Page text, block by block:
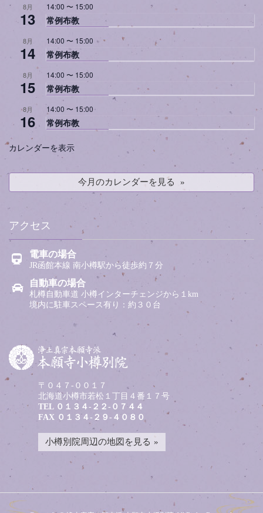
8月
13
14:00 〜 15:00
常例布教
8月
14
14:00 〜 15:00
常例布教
8月
15
14:00 〜 15:00
常例布教
8月
16
14:00 〜 15:00
常例布教
カレンダーを表示
今月のカレンダーを見る
アクセス
電車の場合
JR函館本線 南小樽駅から徒歩約７分
自動車の場合
札樽自動車道 小樽インターチェンジから１km
境内に駐車スペース有り：約３０台
〒０４７-００１７
北海道小樽市若松１丁目４番１７号
TEL ０１３４-２２-０７４４
FAX ０１３４-２９-４０８０
小樽別院周辺の地図を見る